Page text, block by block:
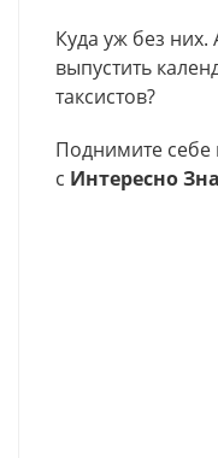
Куда уж без них.
выпустить
таксистов?
Поднимите себе
с Интересно